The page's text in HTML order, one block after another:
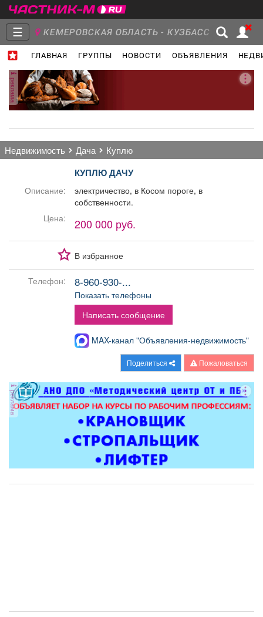
☰ КЕМЕРОВСКАЯ ОБЛАСТЬ - КУЗБАСС
ГЛАВНАЯ ГРУППЫ НОВОСТИ ОБЪЯВЛЕНИЯ
Главная
Группы Новости
Транспорт
Афиша Обучение Проекты
Поздравления
ТВ программа Я - пенсионер
реклама
недвижимость дача куплю
КУПЛЮ ДАЧУ
Описание:
электричество, в Косом пороге, в
собственности.
Цена:
200 000 руб.
В избранное
Телефон: 8-960-930-...
Показать телефоны
Написать сообщение
MAX-канал "Объявления-недвижимость"
Поделиться Пожаловаться
реклама